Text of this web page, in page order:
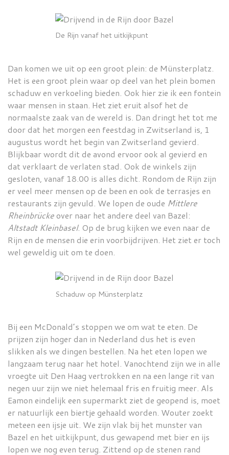
De Rijn vanaf het uitkijkpunt
Dan komen we uit op een groot plein: de Münsterplatz.
Het is een groot plein waar op deel van het plein bomen
schaduw en verkoeling bieden. Ook hier zie ik een fontein
waar mensen in staan. Het ziet eruit alsof het de
normaalste zaak van de wereld is. Dan dringt het tot me
door dat het morgen een feestdag in Zwitserland is, 1
augustus wordt het begin van Zwitserland gevierd.
Blijkbaar wordt dit de avond ervoor ook al gevierd en
dat verklaart de verlaten stad. Ook de winkels zijn
gesloten, vanaf 18.00 is alles dicht. Rondom de Rijn zijn
er veel meer mensen op de been en ook de terrasjes en
restaurants zijn gevuld. We lopen de oude Mittlere
Rheinbrücke over naar het andere deel van Bazel:
Altstadt Kleinbasel. Op de brug kijken we even naar de
Rijn en de mensen die erin voorbijdrijven. Het ziet er toch
wel geweldig uit om te doen.
Schaduw op Münsterplatz
Bij een McDonald’s stoppen we om wat te eten. De
prijzen zijn hoger dan in Nederland dus het is even
slikken als we dingen bestellen. Na het eten lopen we
langzaam terug naar het hotel. Vanochtend zijn we in alle
vroegte uit Den Haag vertrokken en na een lange rit van
negen uur zijn we niet helemaal fris en fruitig meer. Als
Eamon eindelijk een supermarkt ziet de geopend is, moet
er natuurlijk een biertje gehaald worden. Wouter zoekt
meteen een ijsje uit. We zijn vlak bij het munster van
Bazel en het uitkijkpunt, dus gewapend met bier en ijs
lopen we nog even terug. Zittend op de stenen rand